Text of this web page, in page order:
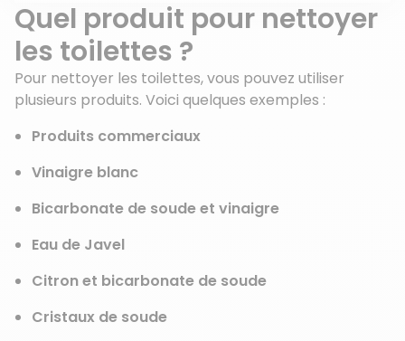
Quel produit pour nettoyer
les toilettes ?
Pour nettoyer les toilettes, vous pouvez utiliser
plusieurs produits. Voici quelques exemples :
Produits commerciaux
Vinaigre blanc
Bicarbonate de soude et vinaigre
Eau de Javel
Citron et bicarbonate de soude
Cristaux de soude